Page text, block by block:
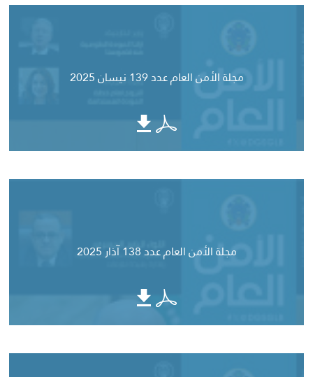
مجلة الأمن العام عدد 139 نيسان 2025
مجلة الأمن العام عدد 138 آذار 2025